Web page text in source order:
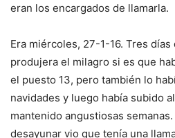
eran los encargados de llamarla.
Era miércoles, 27-1-16. Tres
produjera el milagro si es que
el puesto 13, pero también lo
navidades y luego había subido
mantenido angustiosas
desayunar vio que tenía una